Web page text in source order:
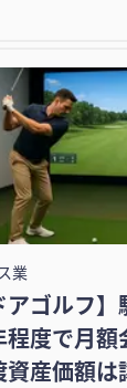
業
アゴルフ
程度で月
資産価額は